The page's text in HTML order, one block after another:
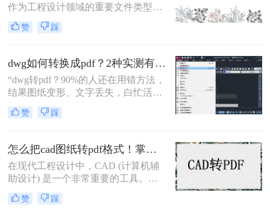
地导出PDF，是每一位CAD用户的必
备技能。那么cad怎么导出pdf格式
呢？
作为工程设计领域的重要文件类型，
经常需要转换为PDF（Portable
Document Format）格式以便于共享、
pdf呢？本文将介绍三种将CAD文件
转换为PDF的高效方法。
赞 踩
dwg如何转换成pdf？2种实测有效技巧，精准无损告别格式混乱！
“dwg转pdf？90%的人还在用错方法，
结果图纸变形、文字丢失，白忙活一
整天！”在IT、设计与工程领域，dwg
文件转pdf是职场日常刚需。但你是否
糊、甚至关键标注消失？根据行业调
研，超70%的办公人群因转换工具不
靠谱，每天浪费15分钟以上处理格式
问题。
赞 踩
怎么把cad图纸转pdf格式！掌握这3种方法就可以
在现代工程设计中，CAD (计算机辅
助设计) 是一个非常重要的工具。
CAD软件允许工程师们创建准确且详
细的图纸，以便进行设计和分析。然
赞 踩